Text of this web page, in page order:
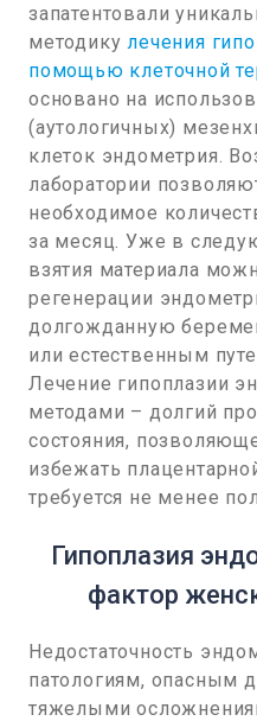
запатентовали
методику лечения
помощью клеточной
основано на
(аутологичных)
клеток эндометрия.
лаборатории
необходимое
за месяц. Уже в
взятия материала
регенерации
долгожданную
или естественным
Лечение гипоплазии
методами – долгий
состояния,
избежать
требуется не менее
Гипоплазия
фактор
Недостаточность
патологиям, опасным
тяжелыми